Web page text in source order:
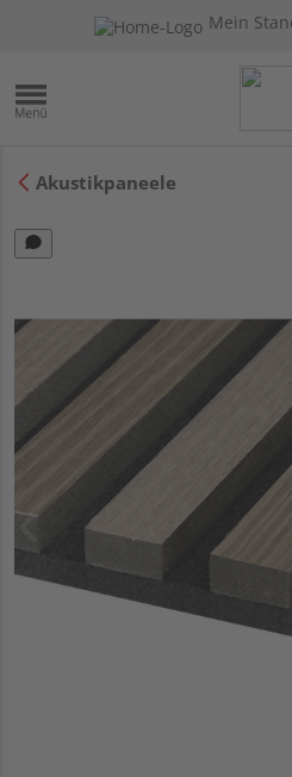
Mein
Akustikpaneele